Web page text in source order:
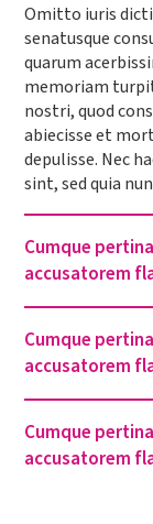
Omitto iuris
senatusque
quarum
memoriam
nostri, quod
abiecisse et
depulisse. Nec
sint, sed quia
Cumque
accusatorem
Cumque
accusatorem
Cumque
accusatorem